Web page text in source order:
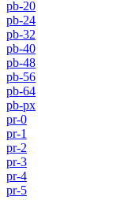
pb-20
pb-24
pb-32
pb-40
pb-48
pb-56
pb-64
pb-px
pr-0
pr-1
pr-2
pr-3
pr-4
pr-5